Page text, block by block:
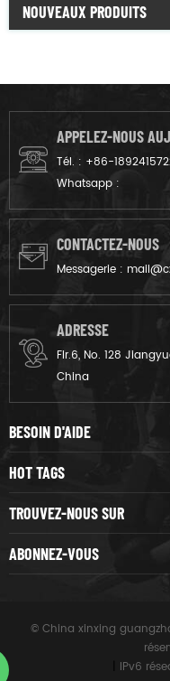
NOUVEAUX PRODUITS
APPELEZ-NOUS
Tél. : +86-
Whatsapp :
CONTACTEZ-NOUS
Messagerie :
ADRESSE
Flr.6, No. 128
China
BESOIN D'AIDE
HOT TAGS
TROUVEZ-NOUS SUR
ABONNEZ-VOUS
© China xinxing
IPv6